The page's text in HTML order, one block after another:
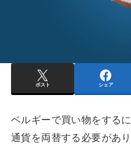
ポスト シェア
ベルギーで買い物をする
通貨を両替する必要があり